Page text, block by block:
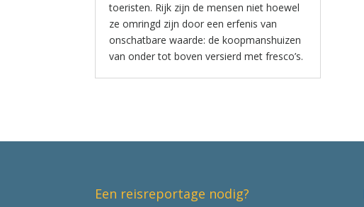
toeristen. Rijk zijn de mensen niet hoewel
ze omringd zijn door een erfenis van
onschatbare waarde: de koopmanshuizen
van onder tot boven versierd met fresco’s.
Een reisreportage nodig?